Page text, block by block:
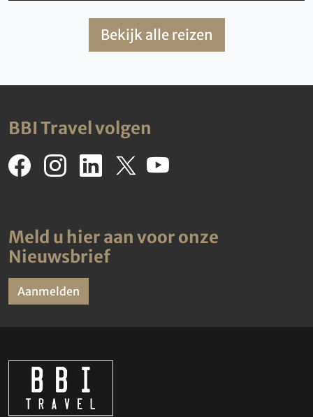
Bekijk alle reizen
BBI Travel volgen
Meld u hier aan voor onze
Nieuwsbrief
Aanmelden